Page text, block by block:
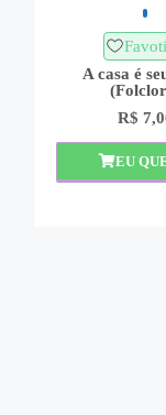
A casa é
R$
EU